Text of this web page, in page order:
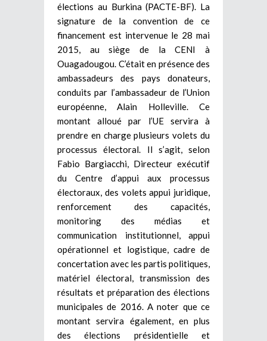
élections au Burkina (PACTE-BF). La
signature de la convention de ce
financement est intervenue le 28 mai
2015, au siège de la CENI à
Ouagadougou. C’était en présence des
ambassadeurs des pays donateurs,
conduits par l’ambassadeur de l’Union
européenne, Alain Holleville. Ce
montant alloué par l’UE servira à
prendre en charge plusieurs volets du
processus électoral. Il s’agit, selon
Fabio Bargiacchi, Directeur exécutif
du Centre d’appui aux processus
électoraux, des volets appui juridique,
renforcement des capacités,
monitoring des médias et
communication institutionnel, appui
opérationnel et logistique, cadre de
concertation avec les partis politiques,
matériel électoral, transmission des
résultats et préparation des élections
municipales de 2016. A noter que ce
montant servira également, en plus
des élections présidentielle et